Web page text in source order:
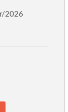
2026